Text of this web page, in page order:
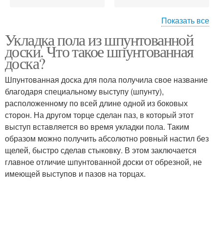
Доски на подложку
паркетную доску
Доски на фанеру Бетонная стяжка
Подложка под
паркетную доску
Показать все
Укладка пола из шпунтованной
доски. Что такое шпунтованная
доска?
Шпунтованная доска для пола получила свое название
благодаря специальному выступу (шпунту),
расположенному по всей длине одной из боковых
сторон. На другом торце сделан паз, в который этот
выступ вставляется во время укладки пола. Таким
образом можно получить абсолютно ровный настил без
щелей, быстро сделав стыковку. В этом заключается
главное отличие шпунтованной доски от обрезной, не
имеющей выступов и пазов на торцах.